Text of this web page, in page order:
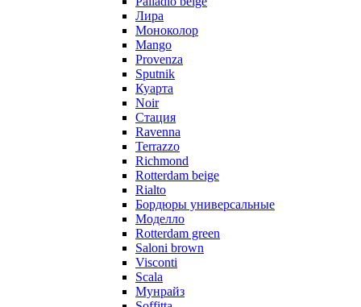
Лира
Моноколор
Mango
Provenza
Sputnik
Куарта
Noir
Стация
Ravenna
Terrazzo
Richmond
Rotterdam beige
Rialto
Бордюры универсальные
Моделло
Rotterdam green
Saloni brown
Visconti
Scala
Мунрайз